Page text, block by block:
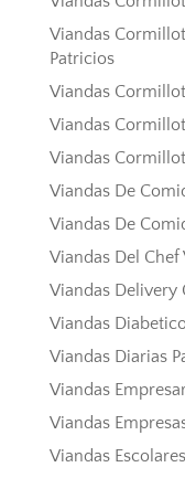
Viandas
Patricios
Viandas
Viandas
Viandas
Viandas De
Viandas De
Viandas Del
Viandas Delivery
Viandas
Viandas Diarias
Viandas
Viandas
Viandas